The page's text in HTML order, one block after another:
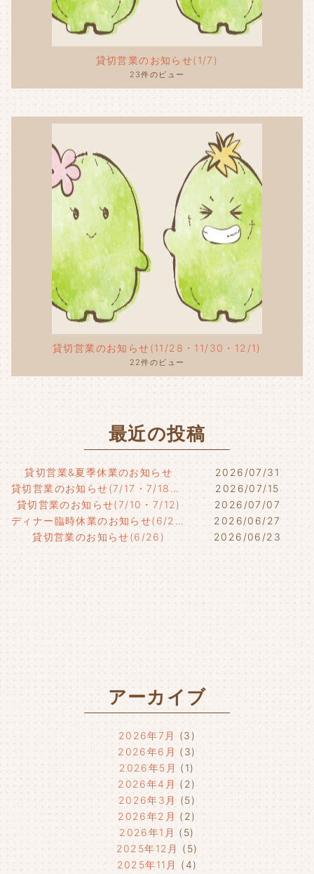
貸切営業のお知らせ(1/7)
23件のビュー
貸切営業のお知らせ(11/28・11/30・12/1)
22件のビュー
最近の投稿
貸切営業&夏季休業のお知らせ
2026/07/31
貸切営業のお知らせ(7/17・7/18・7/21)
2026/07/15
貸切営業のお知らせ(7/10・7/12)
2026/07/07
ディナー臨時休業のお知らせ(6/29)
2026/06/27
貸切営業のお知らせ(6/26)
2026/06/23
アーカイブ
2026年7月
(3)
2026年6月 (3)
2026年5月 (1)
2026年4月 (2)
2026年3月
(5)
2026年2月 (2)
2026年1月 (5)
2025年12月
(5)
2025年11月
(4)